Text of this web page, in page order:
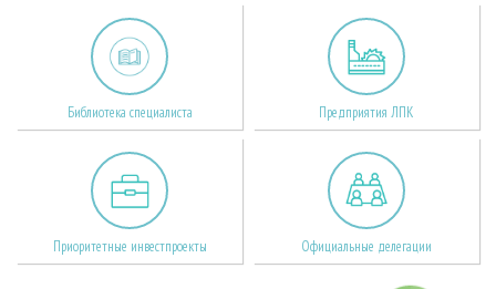
Библиотека специалиста Предприятия ЛПК
Приоритетные инвестпроекты Официальные делегации